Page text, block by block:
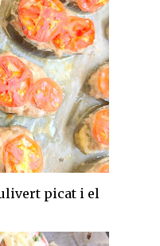
picat i el